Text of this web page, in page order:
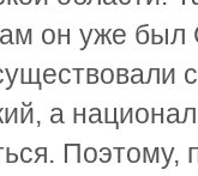
он уже
а
Поэтому,